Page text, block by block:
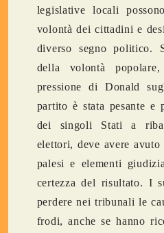
legislative locali
volontà dei cittadini e
diverso segno politico.
della volontà
pressione di Donald
partito è stata pesante e
dei singoli Stati a
elettori, deve avere
palesi e elementi
certezza del risultato. I
perdere nei tribunali le
frodi, anche se hanno